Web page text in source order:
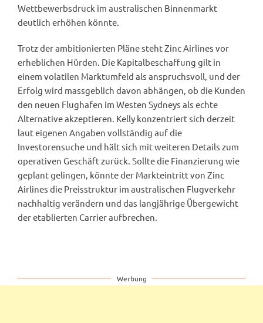
Wettbewerbsdruck im australischen Binnenmarkt
deutlich erhöhen könnte.
Trotz der ambitionierten Pläne steht Zinc Airlines vor
erheblichen Hürden. Die Kapitalbeschaffung gilt in
einem volatilen Marktumfeld als anspruchsvoll, und der
Erfolg wird massgeblich davon abhängen, ob die Kunden
den neuen Flughafen im Westen Sydneys als echte
Alternative akzeptieren. Kelly konzentriert sich derzeit
laut eigenen Angaben vollständig auf die
Investorensuche und hält sich mit weiteren Details zum
operativen Geschäft zurück. Sollte die Finanzierung wie
geplant gelingen, könnte der Markteintritt von Zinc
Airlines die Preisstruktur im australischen Flugverkehr
nachhaltig verändern und das langjährige Übergewicht
der etablierten Carrier aufbrechen.
Werbung